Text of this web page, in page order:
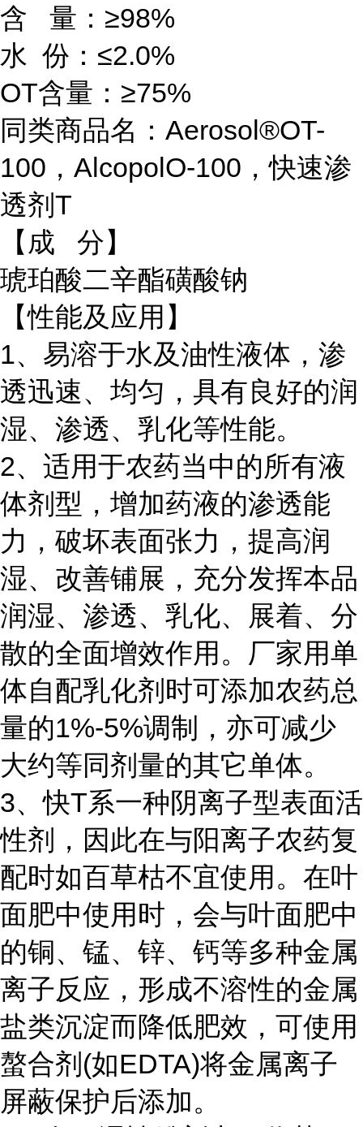
含 量：≥98%
水 份：≤2.0%
OT含量：≥75%
同类商品名：Aerosol®OT-
100，AlcopolO-100，快速渗
透剂T
【成 分】
琥珀酸二辛酯磺酸钠
【性能及应用】
1、易溶于水及油性液体，渗
透迅速、均匀，具有良好的润
湿、渗透、乳化等性能。
2、适用于农药当中的所有液
体剂型，增加药液的渗透能
力，破坏表面张力，提高润
湿、改善铺展，充分发挥本品
润湿、渗透、乳化、展着、分
散的全面增效作用。厂家用单
体自配乳化剂时可添加农药总
量的1%-5%调制，亦可减少
大约等同剂量的其它单体。
3、快T系一种阴离子型表面活
性剂，因此在与阳离子农药复
配时如百草枯不宜使用。在叶
面肥中使用时，会与叶面肥中
的铜、锰、锌、钙等多种金属
离子反应，形成不溶性的金属
盐类沉淀而降低肥效，可使用
螯合剂(如EDTA)将金属离子
屏蔽保护后添加。